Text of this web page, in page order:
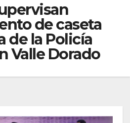
de caseta
de la Policía
Valle Dorado